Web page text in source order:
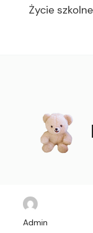
Admin
Życie